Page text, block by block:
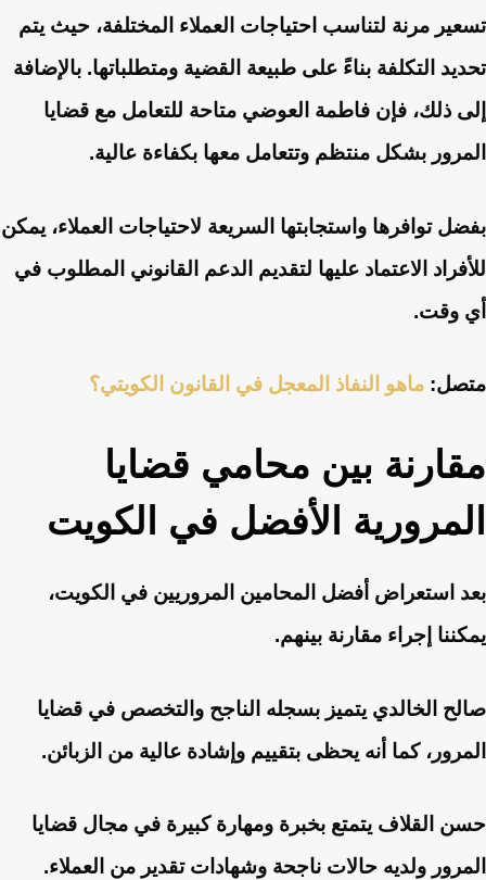
تسعير مرنة لتناسب احتياجات العملاء المختلفة، حيث يتم
تحديد التكلفة بناءً على طبيعة القضية ومتطلباتها. بالإضافة
إلى ذلك، فإن فاطمة العوضي متاحة للتعامل مع قضايا
المرور بشكل منتظم وتتعامل معها بكفاءة عالية.
بفضل توافرها واستجابتها السريعة لاحتياجات العملاء، يمكن
للأفراد الاعتماد عليها لتقديم الدعم القانوني المطلوب في
أي وقت.
متصل: ماهو النفاذ المعجل في القانون الكويتي؟
مقارنة بين محامي قضايا
المرورية الأفضل في الكويت
بعد استعراض أفضل المحامين المروريين في الكويت،
يمكننا إجراء مقارنة بينهم.
صالح الخالدي يتميز بسجله الناجح والتخصص في قضايا
المرور، كما أنه يحظى بتقييم وإشادة عالية من الزبائن.
حسن القلاف يتمتع بخبرة ومهارة كبيرة في مجال قضايا
المرور ولديه حالات ناجحة وشهادات تقدير من العملاء.